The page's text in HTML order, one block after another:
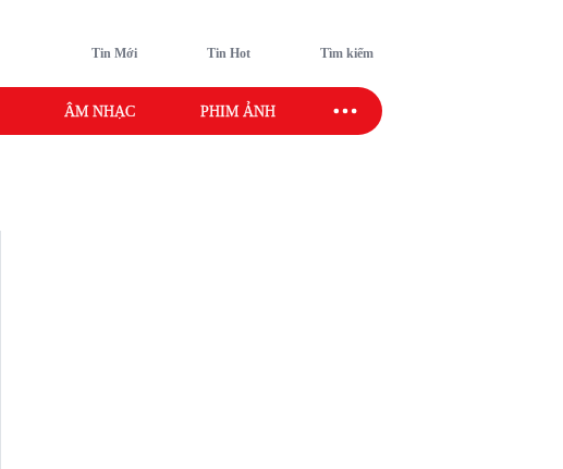
Tin Mới Tin Hot Tìm kiếm
ÂM NHẠC PHIM ẢNH SAO SPORT